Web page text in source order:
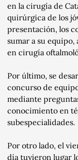
en la cirugía de
quirúrgica de los
presentación, los
sumar a su
en cirugía
Por último, se
concurso de
mediante
conocimiento en
subespecialidades.
Por otro lado, el
día tuvieron lugar